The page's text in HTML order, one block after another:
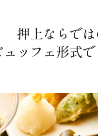
押上ならで
ュッフェ形式で